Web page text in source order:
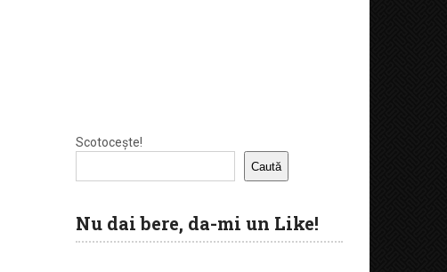
Scotocește!
Caută
Nu dai bere, da-mi un Like!